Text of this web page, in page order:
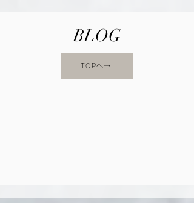
BLOG
TOPへ→